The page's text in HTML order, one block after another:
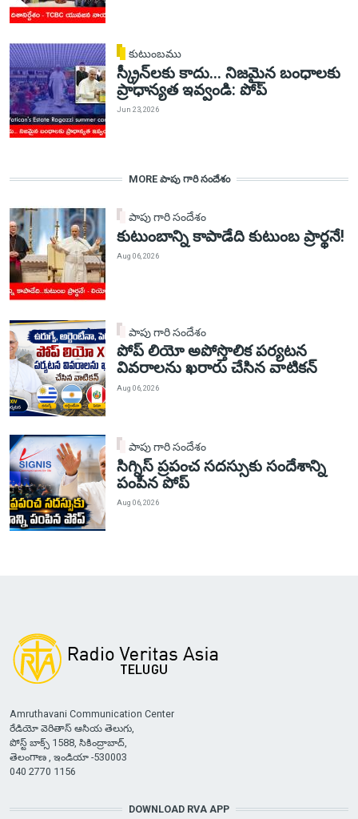
కుటుంబము
స్క్రీన్‌లకు కాదు... నిజమైన బంధాలకు
ప్రాధాన్యత ఇవ్వండి: పోప్
Jun 23, 2026
MORE పాపు గారి సందేశం
పాపు గారి సందేశం
కుటుంబాన్ని కాపాడేది కుటుంబ ప్రార్థనే!
Aug 06, 2026
పాపు గారి సందేశం
పోప్ లియో అపోస్తొలిక పర్యటన
వివరాలను ఖరారు చేసిన వాటికన్
Aug 06, 2026
పాపు గారి సందేశం
సిగ్నిస్ ప్రపంచ సదస్సుకు సందేశాన్ని
పంపిన పోప్
Aug 06, 2026
Amruthavani Communication Center
రేడియో వెరితాస్ ఆసియ తెలుగు,
పోస్ట్ బాక్స్ 1588, సికింద్రాబాద్,
తెలంగాణ , ఇండియా -530003
040 2770 1156
DOWNLOAD RVA APP